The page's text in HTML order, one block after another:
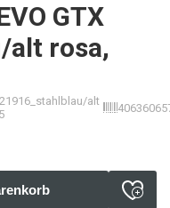
GTX
alt rosa,
alt